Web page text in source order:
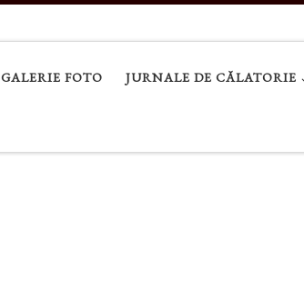
GALERIE FOTO JURNALE DE CĂLATORIE